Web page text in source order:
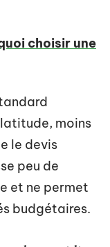
choisir une
moins
le devis
peu de
et ne permet
budgétaires.